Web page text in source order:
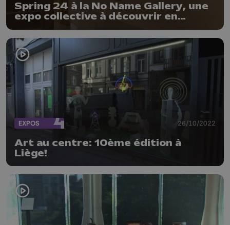
Spring 24 à la No Name Gallery, une
expo collective à découvrir en
EXPOS 26/10/2022
Art au centre: 10ème édition à
Liège!